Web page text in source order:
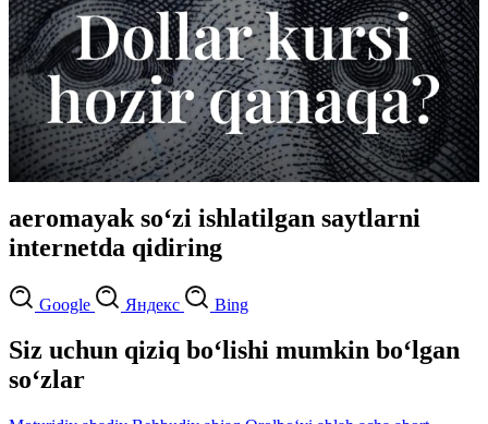
aeromayak so‘zi ishlatilgan saytlarni
internetda qidiring
Google Яндекс Bing
Siz uchun qiziq bo‘lishi mumkin bo‘lgan
so‘zlar